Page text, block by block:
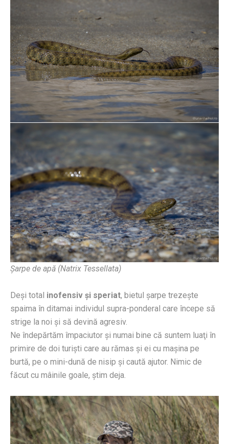
Şarpe de apă (Natrix Tessellata)
Deşi total inofensiv şi speriat, bietul şarpe trezeşte
spaima în ditamai individul supra-ponderal care începe să
strige la noi şi să devină agresiv.
Ne îndepărtăm împaciutor şi numai bine că suntem luaţi în
primire de doi turişti care au rămas şi ei cu maşina pe
burtă, pe o mini-dună de nisip şi caută ajutor. Nimic de
făcut cu mâinile goale, ştim deja.